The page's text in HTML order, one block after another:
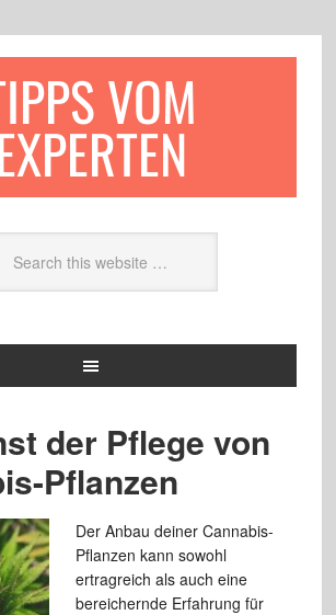
VOM
der Pflege von
Pflanzen
Der Anbau deiner Cannabis-
Pflanzen kann sowohl
ertragreich als auch eine
bereichernde Erfahrung für